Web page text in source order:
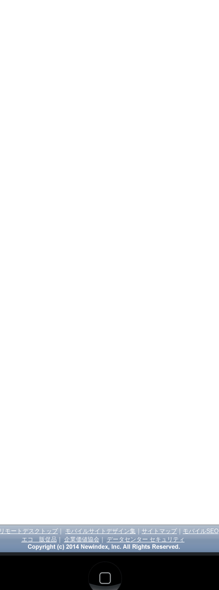
リモートデスクトップ｜ モバイルサイトデザイン集 サイトマップ｜ モバイルSEO
エコ 販促品
企業価値協会｜ データセンター セキュリティ